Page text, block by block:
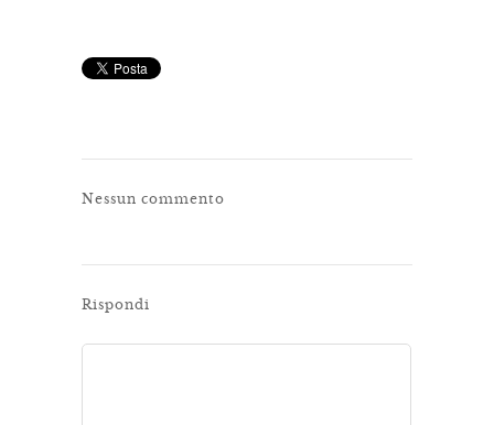
Nessun commento
Rispondi